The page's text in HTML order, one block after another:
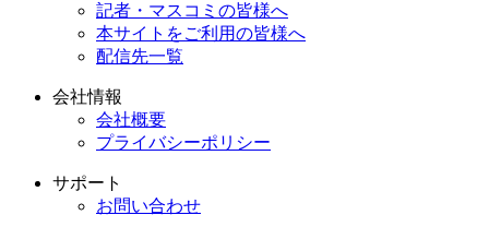
記者・マスコミの皆様へ
本サイトをご利用の皆様へ
配信先一覧
会社情報
会社概要
プライバシーポリシー
サポート
お問い合わせ